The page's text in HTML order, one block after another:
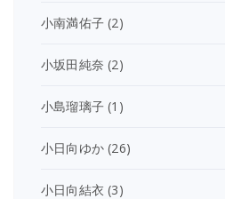
小南満佑子 (2)
小坂田純奈 (2)
小島瑠璃子 (1)
小日向ゆか (26)
小日向結衣 (3)